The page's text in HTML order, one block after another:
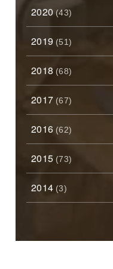
2020 (43)
2019 (51)
2018 (68)
2017 (67)
2016 (62)
2015 (73)
2014 (3)